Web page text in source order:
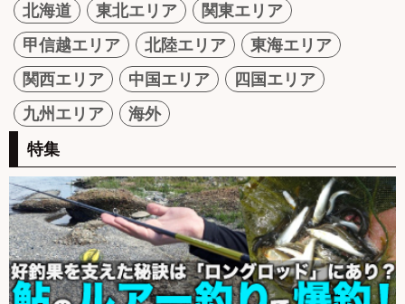
北海道 東北エリア
関東エリア
甲信越エリア
北陸エリア
東海エリア
関西エリア
中国エリア
四国エリア
九州エリア
海外
特集